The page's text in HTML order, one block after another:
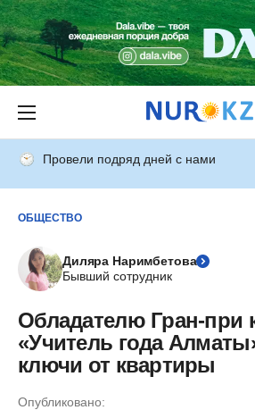
Провели подряд дней с нами
ОБЩЕСТВО
Диляра Наримбетова
Бывший сотрудник
Обладателю Гран-при
«Учитель года
ключи от квартиры
Опубликовано: